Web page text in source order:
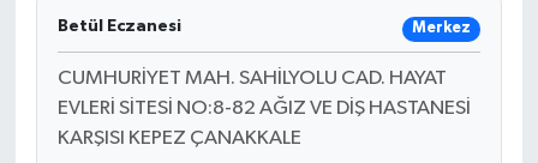
Betül Eczanesi Merkez
CUMHURİYET MAH. SAHİLYOLU CAD. HAYAT
EVLERİ SİTESİ NO:8-82 AĞIZ VE DİŞ HASTANESİ
KARŞISI KEPEZ ÇANAKKALE